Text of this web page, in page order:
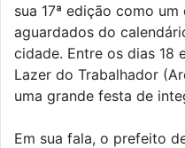
sua 17ª edição como
aguardados do
cidade. Entre os dias 18
Lazer do Trabalhador
uma grande festa de
Em sua fala, o prefeito